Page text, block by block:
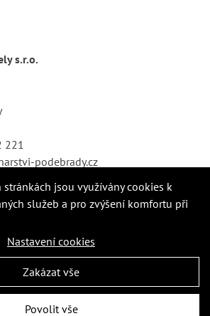
s.r.o.
221
podebrady.cz
s.r.o. | Vytvořeno digitální agenturou
jsou využívány cookies k
služeb a pro zvýšení komfortu při
Nastavení cookies
Zakázat vše
Povolit vše